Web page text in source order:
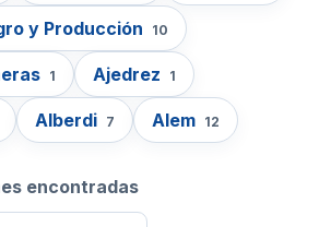
y Producción 10
1 Ajedrez 1
Alberdi 7 Alem 12
encontradas